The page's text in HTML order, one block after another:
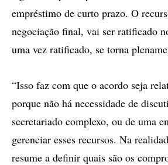
empréstimo de curto prazo. O
negociação final, vai ser ratificado
uma vez ratificado, se torna
“Isso faz com que o acordo seja
porque não há necessidade de
secretariado complexo, ou de uma
gerenciar esses recursos. Na
resume a definir quais são os